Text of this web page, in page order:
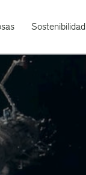
Sostenibilidad